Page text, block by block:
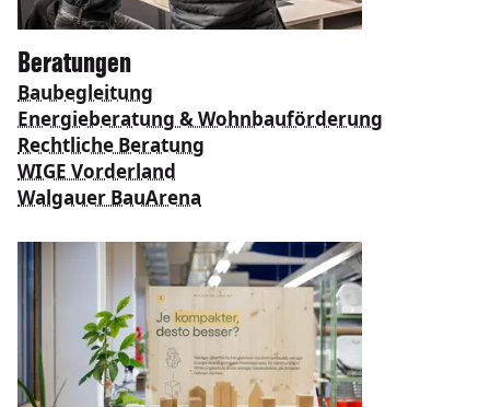
Beratungen
Baubegleitung
Energieberatung & Wohnbauförderung
Rechtliche Beratung
WIGE Vorderland
Walgauer BauArena